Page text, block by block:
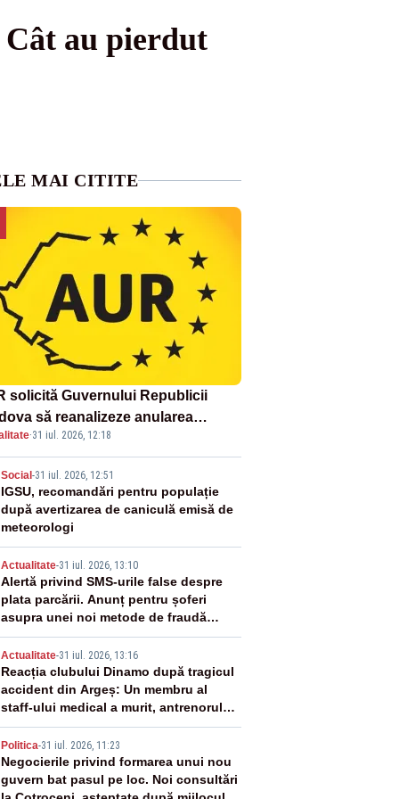
au pierdut
MAI CITITE
solicită Guvernului Republicii
să reanalizeze anularea
de Ziua Limbii Române
·31 iul. 2026, 12:18
Social -31 iul. 2026, 12:51
IGSU, recomandări pentru populație
după avertizarea de caniculă emisă de
meteorologi
Actualitate-31 iul. 2026, 13:10
Alertă privind SMS-urile false despre
plata parcării. Anunț pentru șoferi
asupra unei noi metode de fraudă
online
Actualitate-31 iul. 2026, 13:16
Reacția clubului Dinamo după tragicul
accident din Argeș: Un membru al
staff-ului medical a murit, antrenorul
Adrian Ropotan este în spital
Politica-31 iul. 2026, 11:23
Negocierile privind formarea unui nou
guvern bat pasul pe loc. Noi consultări